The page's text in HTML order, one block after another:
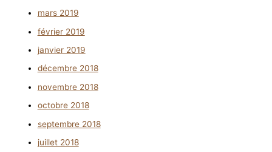
mars 2019
février 2019
janvier 2019
décembre 2018
novembre 2018
octobre 2018
septembre 2018
juillet 2018